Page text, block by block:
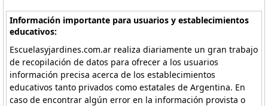
Información importante para usuarios y establecimientos
educativos:
Escuelasyjardines.com.ar realiza diariamente un gran trabajo
de recopilación de datos para ofrecer a los usuarios
información precisa acerca de los establecimientos
educativos tanto privados como estatales de Argentina. En
caso de encontrar algún error en la información provista o